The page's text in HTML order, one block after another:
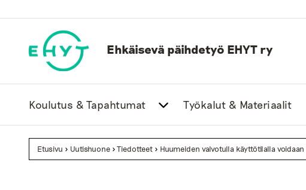
to
Ehkäisevä päihdetyö EHYT ry
Koulutus & Tapahtumat Työkalut & Materiaalit
Etusivu > Uutishuone >Tiedotteet > Huumeiden valvotulla käyttötilalla